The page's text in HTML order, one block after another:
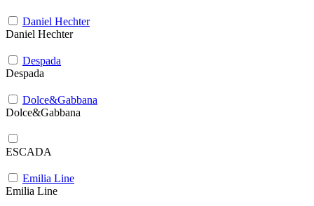
Daniel Hechter
Daniel Hechter
Despada
Despada
Dolce&Gabbana
Dolce&Gabbana
ESCADA
Emilia Line
Emilia Line